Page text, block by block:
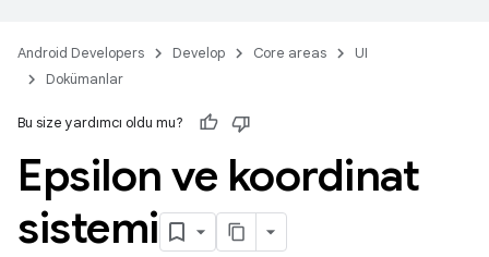
Android Developers Develop Core areas
UI
Dokümanlar
Bu size yardımcı oldu mu?
Epsilon ve koordinat
sistemi